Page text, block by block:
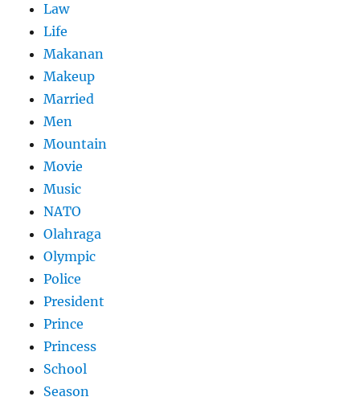
Law
Life
Makanan
Makeup
Married
Men
Mountain
Movie
Music
NATO
Olahraga
Olympic
Police
President
Prince
Princess
School
Season